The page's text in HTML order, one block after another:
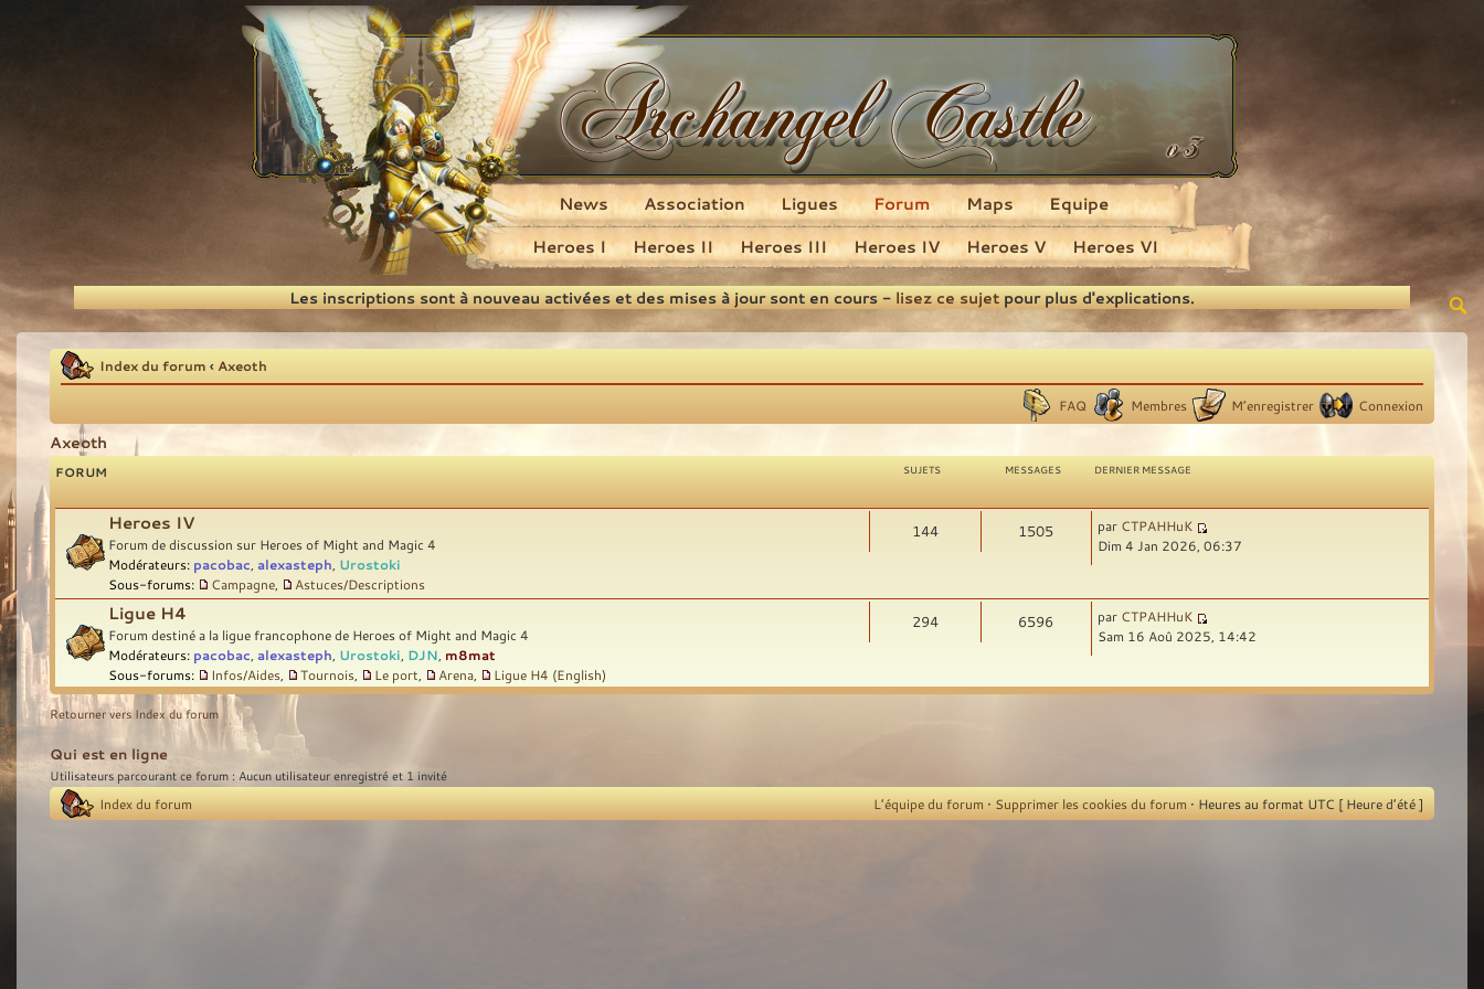
Recherche
Heroes I Heroes II Heroes III Heroes IV Heroes V Heroes VI
News Association Ligues Forum Maps Equipe
Les inscriptions sont à nouveau activées et des mises à jour sont en cours -lisez ce sujetpour plus d'explications.
Index du forum ‹ Axeoth
FAQ Membres M’enregistrer Connexion
Axeoth
FORUM SUJETS MESSAGES DERNIER MESSAGE
Heroes IV
Forum de discussion sur Heroes of Might and Magic 4
Modérateurs: pacobac alexasteph Urostoki
Sous-forums:
Campagne Astuces/Descriptions
144 1505 par CTPAHHuK
Dim 4 Jan 2026, 06:37
Ligue H4
Forum destiné a la ligue francophone de Heroes of Might and Magic 4
Modérateurs: pacobac alexasteph Urostoki DJN m8mat
Sous-forums:
Infos/Aides Tournois Le port Arena Ligue H4 (English)
294 6596 par CTPAHHuK
Sam 16 Aoû 2025, 14:42
Retourner vers Index du forum
Qui est en ligne
Utilisateurs parcourant ce forum : Aucun utilisateur enregistré et 1 invité
Index du forum L’équipe du forum • Supprimer les cookies du forum • Heures au format UTC [ Heure d’été ]